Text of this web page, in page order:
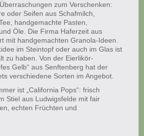
zum Verschenken:
oder Seifen aus Schafmilch,
handgemachte Pasten,
Öle. Die Firma Haferzeit aus
mit handgemachten Granola-Ideen.
im Steintopf oder auch im Glas ist
zu haben. Von der Eierlikör-
Gelb“ aus Senftenberg hat der
verschiedene Sorten im Angebot.
ist „California Pops“: frisch
Stiel aus Ludwigsfelde mit fair
echten Früchten und